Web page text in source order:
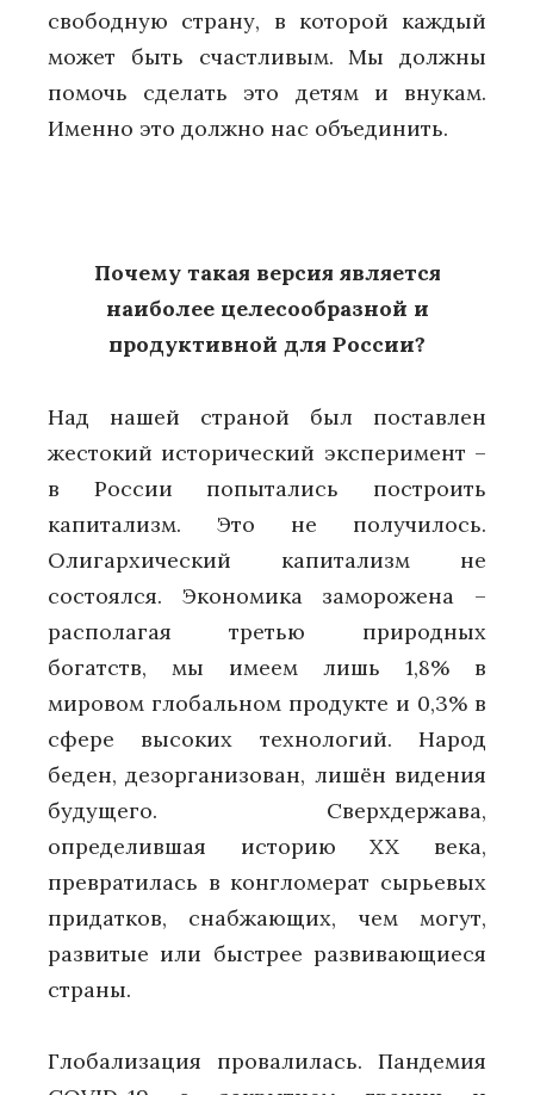
свободную страну, в которой каждый
может быть счастливым. Мы должны
помочь сделать это детям и внукам.
Именно это должно нас объединить.
Почему такая версия является
наиболее целесообразной и
продуктивной для России?
Над нашей страной был поставлен
жестокий исторический эксперимент –
в России попытались построить
капитализм. Это не получилось.
Олигархический капитализм не
состоялся. Экономика заморожена –
располагая третью природных
богатств, мы имеем лишь 1,8% в
мировом глобальном продукте и 0,3% в
сфере высоких технологий. Народ
беден, дезорганизован, лишён видения
будущего. Сверхдержава,
определившая историю XX века,
превратилась в конгломерат сырьевых
придатков, снабжающих, чем могут,
развитые или быстрее развивающиеся
страны.
Глобализация провалилась. Пандемия